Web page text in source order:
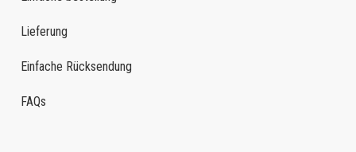
Lieferung
Einfache Rücksendung
FAQs